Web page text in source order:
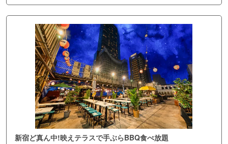
新宿ど真ん中!映えテラスで手ぶらBBQ食べ放題